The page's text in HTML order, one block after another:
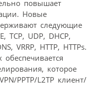
повышает
Новые
следующие
TCP, UDP, DHCP,
VRRP, HTTP, HTTPs.
которое
PPTP/L2TP клиент/